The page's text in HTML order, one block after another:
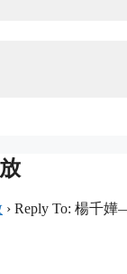
› Reply To: 楊千